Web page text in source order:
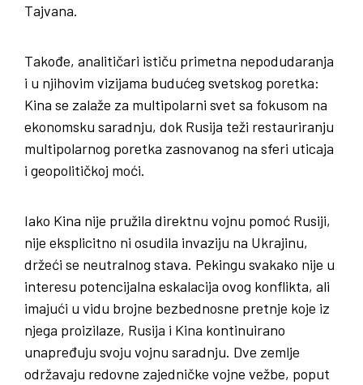
Tajvana.
Takođe, analitičari ističu primetna nepodudaranja
i u njihovim vizijama budućeg svetskog poretka:
Kina se zalaže za multipolarni svet sa fokusom na
ekonomsku saradnju, dok Rusija teži restauriranju
multipolarnog poretka zasnovanog na sferi uticaja
i geopolitičkoj moći.
Iako Kina nije pružila direktnu vojnu pomoć Rusiji,
nije eksplicitno ni osudila invaziju na Ukrajinu,
držeći se neutralnog stava. Pekingu svakako nije u
interesu potencijalna eskalacija ovog konflikta, ali
imajući u vidu brojne bezbednosne pretnje koje iz
njega proizilaze, Rusija i Kina kontinuirano
unapređuju svoju vojnu saradnju. Dve zemlje
održavaju redovne zajedničke vojne vežbe, poput